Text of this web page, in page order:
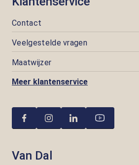
Contact
Veelgestelde vragen
Maatwijzer
Meer klantenservice
Van Dal